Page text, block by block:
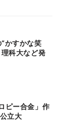
科大など発
ピー合金」作
立大